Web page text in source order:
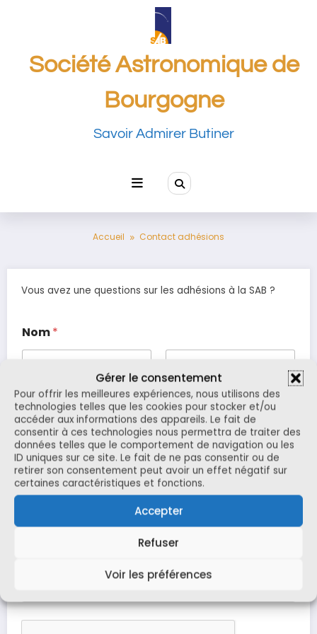
Gérer le consentement
Pour offrir les meilleures expériences, nous utilisons des
technologies telles que les cookies pour stocker et/ou
accéder aux informations des appareils. Le fait de
consentir à ces technologies nous permettra de traiter des
données telles que le comportement de navigation ou les
ID uniques sur ce site. Le fait de ne pas consentir ou de
retirer son consentement peut avoir un effet négatif sur
certaines caractéristiques et fonctions.
Accepter
Refuser
Voir les préférences
Société Astronomique de
Bourgogne
Savoir Admirer Butiner
Accueil Contact adhésions
Vous avez une questions sur les adhésions à la SAB ?
Nom*
Prénom Nom
C
o
m
m
e
n
t
s
a
E-mail*
Commentaire ou message